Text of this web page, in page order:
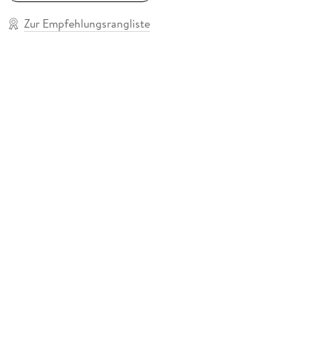
Zur Empfehlungsrangliste